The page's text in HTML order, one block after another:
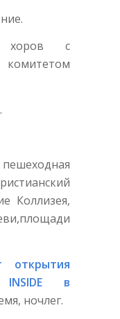
хоров с
Коллизея,
открытия
INSIDE в
ночлег.